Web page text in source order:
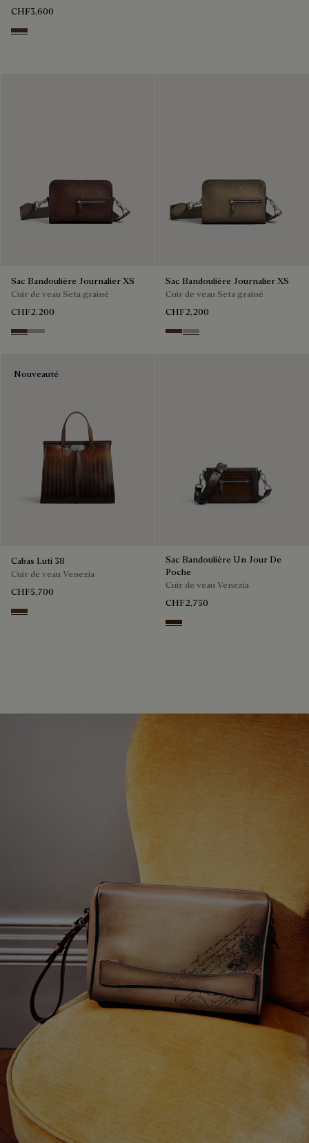
CHF3,600
Soft Brown
Sac Bandoulière Journalier XS
Cuir de veau Seta grainé
CHF2,200
Soft Brown
Light Kaki
Sac Bandoulière Journalier XS
Cuir de veau Seta grainé
CHF2,200
Soft Brown
Light Kaki
Nouveauté
Cabas Luti 38
Cuir de veau Venezia
CHF5,700
Marrone & Nero
Sac Bandoulière Un Jour De
Poche
Cuir de veau Venezia
CHF2,750
Burnt Brown